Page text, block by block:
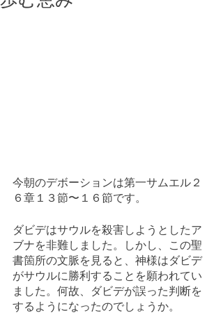
今朝のデボーションは第一サムエル２
６章１３節〜１６節です。
ダビデはサウルを殺害しようとしたア
ブナを非難しました。しかし、この聖
書箇所の文脈を見ると、神様はダビデ
がサウルに勝利することを願われてい
ました。何故、ダビデが誤った判断を
するようになったのでしょうか。